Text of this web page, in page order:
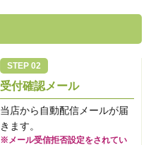
受付確認メール
当店から自動配信メールが届
きます。
※メール受信拒否設定をされてい